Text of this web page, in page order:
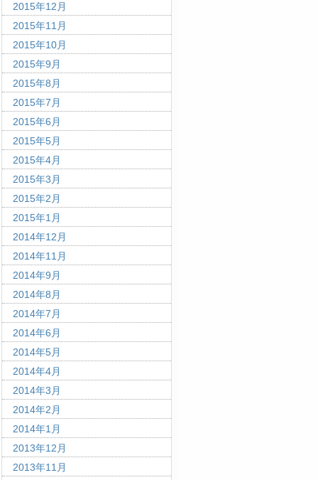
2015年12月
2015年11月
2015年10月
2015年9月
2015年8月
2015年7月
2015年6月
2015年5月
2015年4月
2015年3月
2015年2月
2015年1月
2014年12月
2014年11月
2014年9月
2014年8月
2014年7月
2014年6月
2014年5月
2014年4月
2014年3月
2014年2月
2014年1月
2013年12月
2013年11月